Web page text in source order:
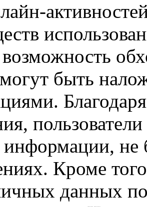
возможность
быть
информации, не
Кроме
данных